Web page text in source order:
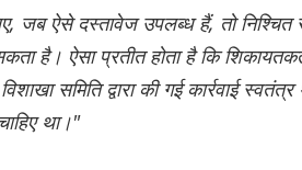
जब ऐसे दस्तावेज उपलब्ध हैं, तो
है। ऐसा प्रतीत होता है कि
समिति द्वारा की गई कार्रवाई स्वतंत्र
था।"